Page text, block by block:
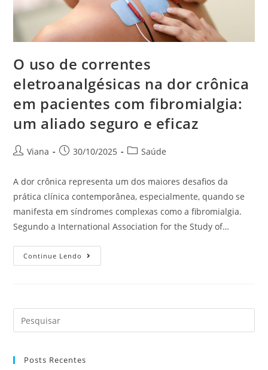
O uso de correntes
eletroanalgésicas na dor crônica
em pacientes com fibromialgia:
um aliado seguro e eficaz
Viana 30/10/2025 Saúde
A dor crônica representa um dos maiores desafios da
prática clínica contemporânea, especialmente, quando se
manifesta em síndromes complexas como a fibromialgia.
Segundo a International Association for the Study of…
Continue Lendo
Posts Recentes